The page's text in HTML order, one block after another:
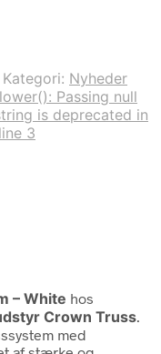
Kategori: Nyheder
Passing null
is deprecated in
3
– White hos
Crown Truss.
med